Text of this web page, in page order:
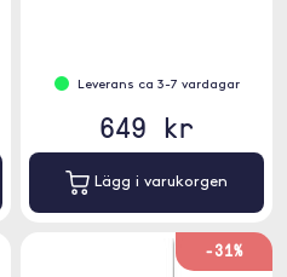
Leverans ca 3-7 vardagar
649 kr
Lägg i varukorgen
-31%